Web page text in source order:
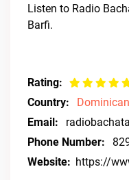
Listen to Radio
Barfi.
Rating:
Country:
Email:
Phone Number:
Website: https://